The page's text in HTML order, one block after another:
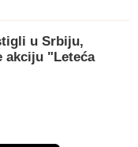
u Srbiju,
akciju "Leteća